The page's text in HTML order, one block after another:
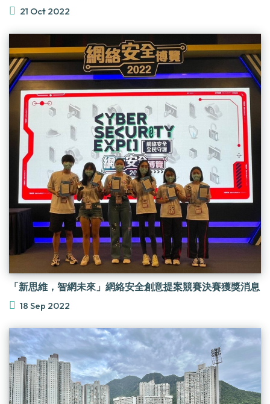
21 Oct 2022
「新思維，智網未來」網絡安全創意提案競賽決賽獲獎消息
18 Sep 2022